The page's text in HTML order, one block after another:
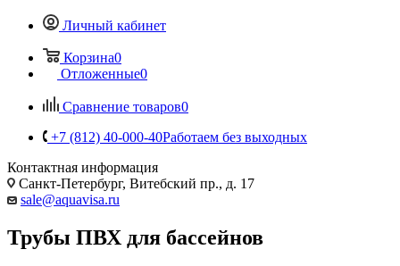
Личный кабинет
Корзина0
Отложенные0
Сравнение товаров0
+7 (812) 40-000-40Работаем без выходных
Контактная информация
Санкт-Петербург, Витебский пр., д. 17
sale@aquavisa.ru
Трубы ПВХ для бассейнов